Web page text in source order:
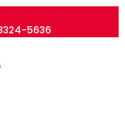
5636